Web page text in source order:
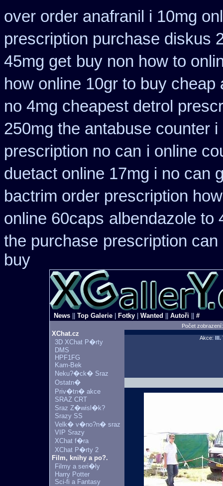
over order anafranil i 10mg
prescription purchase diskus
45mg get buy non how to
how online 10gr to buy cheap
no 4mg cheapest detrol
250mg the antabuse counter i
prescription no can i online
duetact online 17mg i no can
bactrim order prescription
online 60caps albendazole to
the purchase prescription
buy
News Top Galerie Fotky Wanted Autoři #
Počet
XChat.cz
3D XChat P�rty
DMS
HPF1FG
Kam-Bek
Neku?�ck� Sraz
Ostatn�
Priv�tn� akce
SRAZ CRT
Sraz Z�wisl�k?
Srazy SS
Velk� v�no?n� sraz
VIP Srazy
XChat f�ra
XChat P�rty 2
Film, knihy a po?.
Filmy a seri�ly
Harry Potter
Sci-fi a Fantasy
Akce: III.